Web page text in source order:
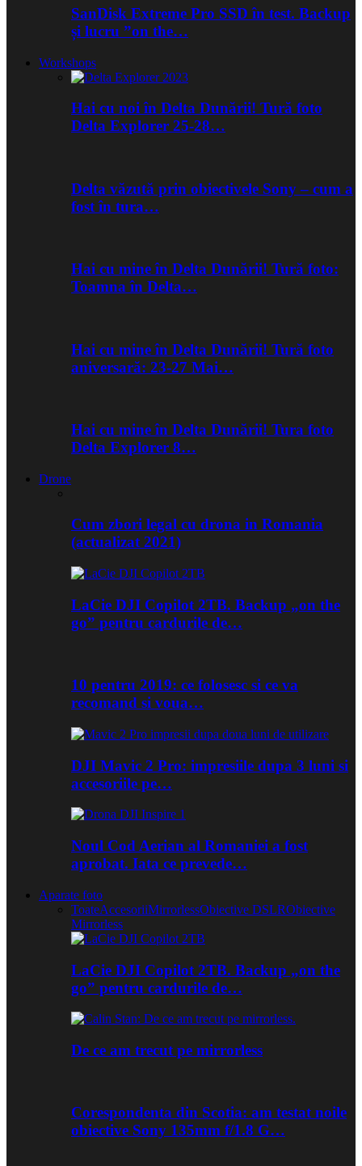
SanDisk Extreme Pro SSD în test. Backup
și lucru ”on the…
Workshops
Hai cu noi în Delta Dunării! Tură foto
Delta Explorer 25-28…
Delta văzută prin obiectivele Sony – cum a
fost în tura…
Hai cu mine în Delta Dunării! Tură foto:
Toamna în Delta…
Hai cu mine în Delta Dunării! Tură foto
aniversară: 23-27 Mai…
Hai cu mine în Delta Dunării! Tura foto
Delta Explorer 8…
Drone
Cum zbori legal cu drona in Romania
(actualizat 2021)
LaCie DJI Copilot 2TB. Backup „on the
go” pentru cardurile de…
10 pentru 2019: ce folosesc si ce va
recomand si voua…
DJI Mavic 2 Pro: impresiile dupa 3 luni si
accesoriile pe…
Noul Cod Aerian al Romaniei a fost
aprobat. Iata ce prevede…
Aparate foto
ToateAccesoriiMirrorlessObiective DSLRObiective
Mirrorless
LaCie DJI Copilot 2TB. Backup „on the
go” pentru cardurile de…
De ce am trecut pe mirrorless
Corespondenta din Scotia: am testat noile
obiective Sony 135mm f/1.8 G…